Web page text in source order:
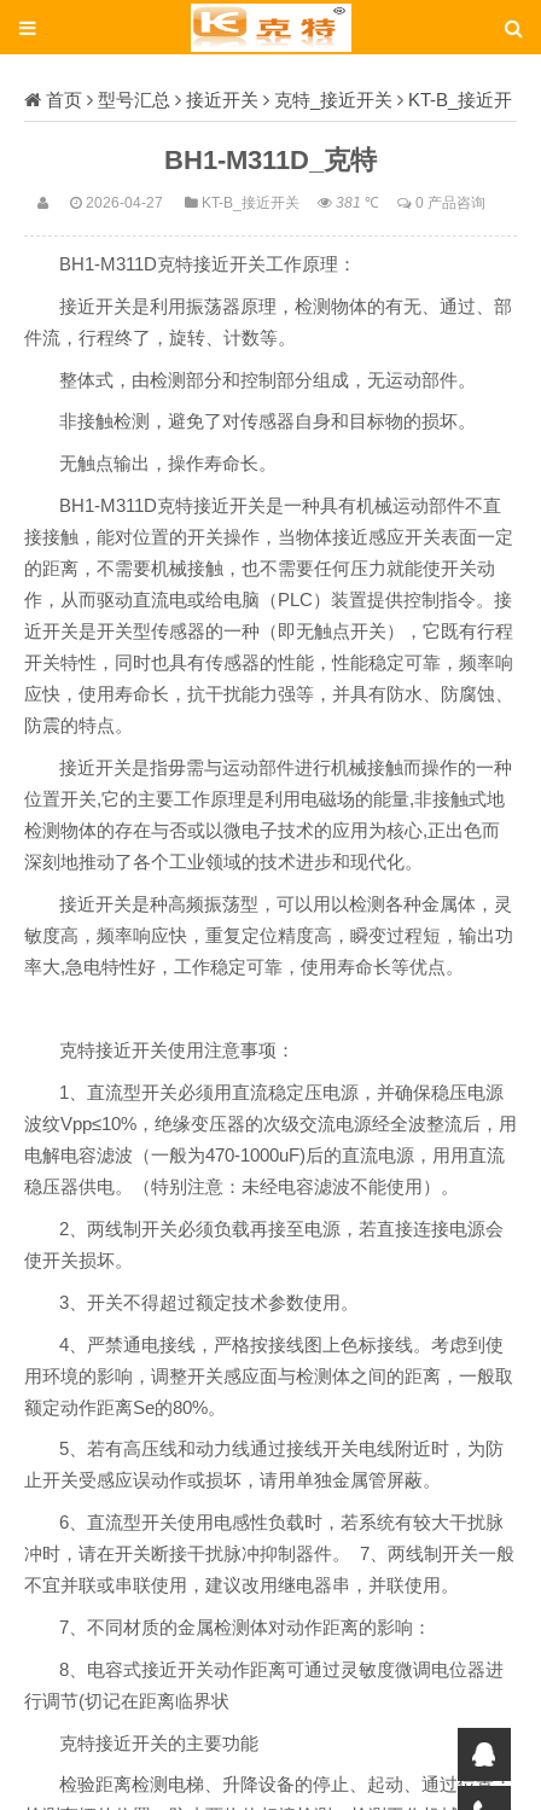
首页 型号汇总 接近开关 克特_接近开关 KT-B_接近开
BH1-M311D_克特
2026-04-27 KT-B_接近开关 381 ℃ 0 产品咨询
BH1-M311D克特接近开关工作原理：
接近开关是利用振荡器原理，检测物体的有无、通过、部
件流，行程终了，旋转、计数等。
整体式，由检测部分和控制部分组成，无运动部件。
非接触检测，避免了对传感器自身和目标物的损坏。
无触点输出，操作寿命长。
BH1-M311D克特接近开关是一种具有机械运动部件不直
接接触，能对位置的开关操作，当物体接近感应开关表面一定
的距离，不需要机械接触，也不需要任何压力就能使开关动
作，从而驱动直流电或给电脑（PLC）装置提供控制指令。接
近开关是开关型传感器的一种（即无触点开关），它既有行程
开关特性，同时也具有传感器的性能，性能稳定可靠，频率响
应快，使用寿命长，抗干扰能力强等，并具有防水、防腐蚀、
防震的特点。
接近开关是指毋需与运动部件进行机械接触而操作的一种
位置开关,它的主要工作原理是利用电磁场的能量,非接触式地
检测物体的存在与否或以微电子技术的应用为核心,正出色而
深刻地推动了各个工业领域的技术进步和现代化。
接近开关是种高频振荡型，可以用以检测各种金属体，灵
敏度高，频率响应快，重复定位精度高，瞬变过程短，输出功
率大,急电特性好，工作稳定可靠，使用寿命长等优点。
克特接近开关使用注意事项：
1、直流型开关必须用直流稳定压电源，并确保稳压电源
波纹Vpp≤10%，绝缘变压器的次级交流电源经全波整流后，用
电解电容滤波（一般为470-1000uF)后的直流电源，用用直流
稳压器供电。（特别注意：未经电容滤波不能使用）。
2、两线制开关必须负载再接至电源，若直接连接电源会
使开关损坏。
3、开关不得超过额定技术参数使用。
4、严禁通电接线，严格按接线图上色标接线。考虑到使
用环境的影响，调整开关感应面与检测体之间的距离，一般取
额定动作距离Se的80%。
5、若有高压线和动力线通过接线开关电线附近时，为防
止开关受感应误动作或损坏，请用单独金属管屏蔽。
6、直流型开关使用电感性负载时，若系统有较大干扰脉
冲时，请在开关断接干扰脉冲抑制器件。 7、两线制开关一般
不宜并联或串联使用，建议改用继电器串，并联使用。
7、不同材质的金属检测体对动作距离的影响：
8、电容式接近开关动作距离可通过灵敏度微调电位器进
行调节(切记在距离临界状
克特接近开关的主要功能
检验距离检测电梯、升降设备的停止、起动、通过位置；